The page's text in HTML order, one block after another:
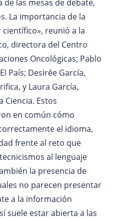
las mesas de debate,
La importancia de la
reunió a la
directora del Centro
Oncológicas; Pablo
País; Desirée García,
y Laura García,
Ciencia. Estos
en común cómo
el idioma,
frente al reto que
al lenguaje
la presencia de
no parecen presentar
a la información
suele estar abierta a las